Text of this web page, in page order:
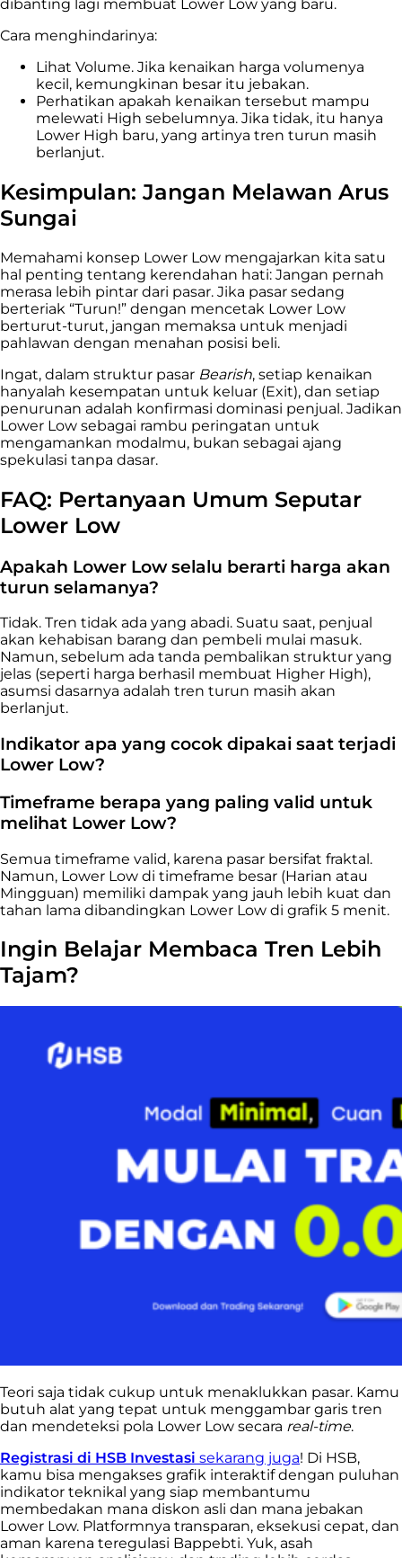
dibanting lagi membuat Lower Low yang baru.
Cara menghindarinya:
Lihat Volume. Jika kenaikan harga volumenya
kecil, kemungkinan besar itu jebakan.
Perhatikan apakah kenaikan tersebut mampu
melewati High sebelumnya. Jika tidak, itu hanya
Lower High baru, yang artinya tren turun masih
berlanjut.
Kesimpulan: Jangan Melawan Arus
Sungai
Memahami konsep Lower Low mengajarkan kita satu
hal penting tentang kerendahan hati: Jangan pernah
merasa lebih pintar dari pasar. Jika pasar sedang
berteriak “Turun!” dengan mencetak Lower Low
berturut-turut, jangan memaksa untuk menjadi
pahlawan dengan menahan posisi beli.
Ingat, dalam struktur pasar Bearish, setiap kenaikan
hanyalah kesempatan untuk keluar (Exit), dan setiap
penurunan adalah konfirmasi dominasi penjual. Jadikan
Lower Low sebagai rambu peringatan untuk
mengamankan modalmu, bukan sebagai ajang
spekulasi tanpa dasar.
FAQ: Pertanyaan Umum Seputar
Lower Low
Apakah Lower Low selalu berarti harga akan
turun selamanya?
Tidak. Tren tidak ada yang abadi. Suatu saat, penjual
akan kehabisan barang dan pembeli mulai masuk.
Namun, sebelum ada tanda pembalikan struktur yang
jelas (seperti harga berhasil membuat Higher High),
asumsi dasarnya adalah tren turun masih akan
berlanjut.
Indikator apa yang cocok dipakai saat terjadi
Lower Low?
Timeframe berapa yang paling valid untuk
melihat Lower Low?
Semua timeframe valid, karena pasar bersifat fraktal.
Namun, Lower Low di timeframe besar (Harian atau
Mingguan) memiliki dampak yang jauh lebih kuat dan
tahan lama dibandingkan Lower Low di grafik 5 menit.
Ingin Belajar Membaca Tren Lebih
Tajam?
Teori saja tidak cukup untuk menaklukkan pasar. Kamu
butuh alat yang tepat untuk menggambar garis tren
dan mendeteksi pola Lower Low secara real-time.
Registrasi di HSB Investasi sekarang juga! Di HSB,
kamu bisa mengakses grafik interaktif dengan puluhan
indikator teknikal yang siap membantumu
membedakan mana diskon asli dan mana jebakan
Lower Low. Platformnya transparan, eksekusi cepat, dan
aman karena teregulasi Bappebti. Yuk, asah